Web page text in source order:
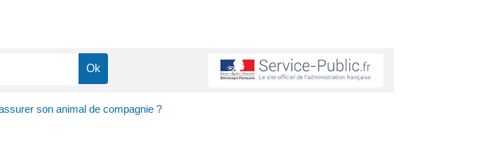
son animal de compagnie ?